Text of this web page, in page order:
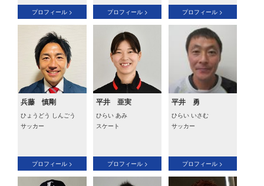
プロフィール > プロフィール > プロフィール >
兵藤 慎剛
ひょうどう しんごう
サッカー
プロフィール >
平井 亜実
ひらい あみ
スケート
プロフィール >
平井 勇
ひらい いさむ
サッカー
プロフィール >